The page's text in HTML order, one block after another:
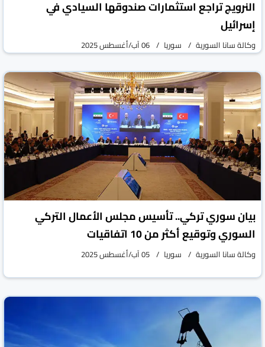
النرويج تراجع استثمارات صندوقها السيادي في
إسرائيل
وكالة سانا السورية سوريا 06 آب/أغسطس 2025
بيان سوري تركي.. تأسيس مجلس الأعمال التركي
السوري وتوقيع أكثر من 10 اتفاقيات
وكالة سانا السورية سوريا 05 آب/أغسطس 2025